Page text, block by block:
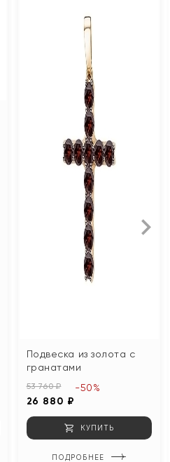
Подвеска из золота с
гранатами
53 760 ₽
26 880 ₽
-50%
КУПИТЬ
ПОДРОБНЕЕ